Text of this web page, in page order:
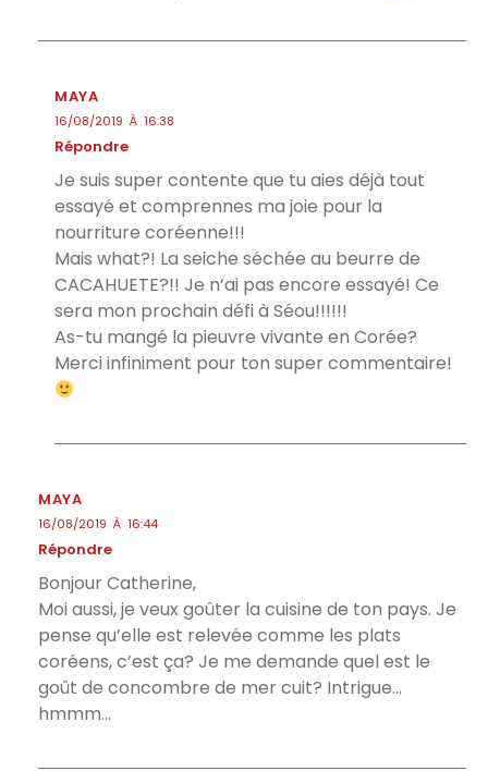
MAYA
16/08/2019 À 16:38
Répondre
Je suis super contente que tu aies déjà tout
essayé et comprennes ma joie pour la
nourriture coréenne!!!
Mais what?! La seiche séchée au beurre de
CACAHUETE?!! Je n’ai pas encore essayé! Ce
sera mon prochain défi à Séou!!!!!!
As-tu mangé la pieuvre vivante en Corée?
Merci infiniment pour ton super commentaire!
MAYA
16/08/2019 À 16:44
Répondre
Bonjour Catherine,
Moi aussi, je veux goûter la cuisine de ton pays. Je
pense qu’elle est relevée comme les plats
coréens, c’est ça? Je me demande quel est le
goût de concombre de mer cuit? Intrigue…
hmmm…